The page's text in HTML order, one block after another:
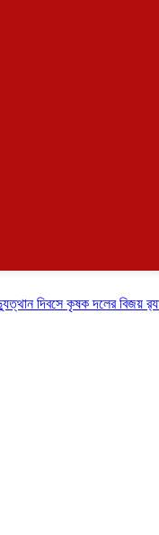
কৃষক দলের বিজয় র‍্যালি